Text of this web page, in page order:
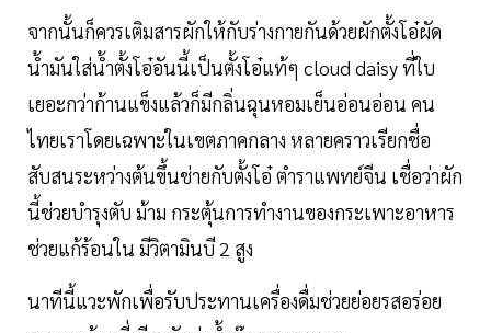
จากนั้นก็ควรเติมสารผักให้กับร่างกายกันด้วยผักตั้งโอ๋ผัด
น้ำมันใส่น้ำตั้งโอ๋อันนี้เป็นตั้งโอ๋แท้ๆ cloud daisy ที่ใบ
เยอะกว่าก้านแข็งแล้วก็มีกลิ่นฉุนหอมเย็นอ่อนอ่อน คน
ไทยเราโดยเฉพาะในเขตภาคกลาง หลายคราวเรียกชื่อ
สับสนระหว่างต้นขึ้นช่ายกับตั้งโอ๋ ตำราแพทย์จีน เชื่อว่าผัก
นี้ช่วยบำรุงตับ ม้าม กระตุ้นการทำงานของกระเพาะอาหาร
ช่วยแก้ร้อนใน มีวิตามินบี 2 สูง
นาทีนี้แวะพักเพื่อรับประทานเครื่องดื่มช่วยย่อยรสอร่อย